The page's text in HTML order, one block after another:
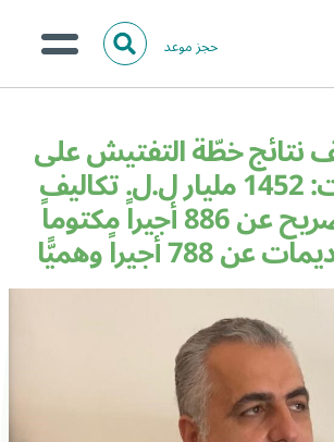
حجز موعد ا
ل
ث
الخدمات الالكترونية
المركز الإعلامي
تواصل معنا
خطّة التفتيش على
المؤسسات: 1452 مليار ل.ل. تكاليف
ماليّة والتصريح عن 886 أجيراً مكتوماً
أجيراً وهميًّا